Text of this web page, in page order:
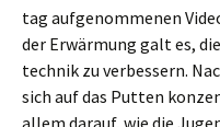
tag auf­ge­nom­me­nen
der Erwär­mung galt es,
tech­nik zu ver­bes­sern.
sich auf das Put­ten